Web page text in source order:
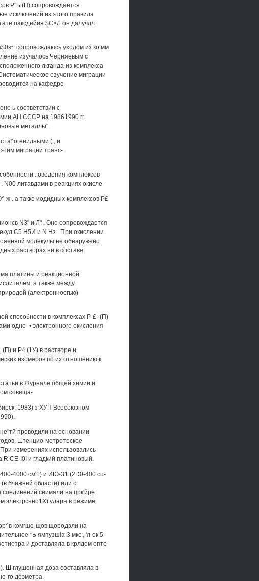
Р"Ь (П) сопровождается
исключений из этого правила
оаксдейия $С>Л он далучлл
сопровождаюсь уходом из ко мм
изучалось Черняевым с
лкганда из комплекса
езучение миграции
на кафедре
ь соответствии с
АН СССР на 19861990 гг.
металлы".
га^огенидными ( , и
миграции транс-
..оведения комплексов
N00 литавдами в реакциях окисле-
. а такке иодидных комплексов Р£
N3" и Л" . Оно сопровождается
С5 Н5И и N Нз . При окислении
молекулы не обнаружено.
растворах ни в составе
платины и реакционной
а также между
(алектронносгью)
способности в комплексах Р-£- (П)
одно- • электронного окисления
(П) и Р4 (1У) в растворе и
изомеров по их отношению к
в Журнале общей химии и
совеща-
1983) з ХУП Всесоюзном
проводили на основании
Штенцио-метротеское
измерениях использовались
CE-I0I и гладкий платиновый.
4000 см'1) и ИЮ-31 (2D0-400 cu-
ближней области) или с
соединений снимали на црк'йре
электрснно1Х) удара в режиме
комгше-щов щородзли на
*Ь ямпузш!а 3 мкс:, 'л-ок 5-
и доставляла в крлдом опте
Ш глушенная доза составляла в
го доэметра.